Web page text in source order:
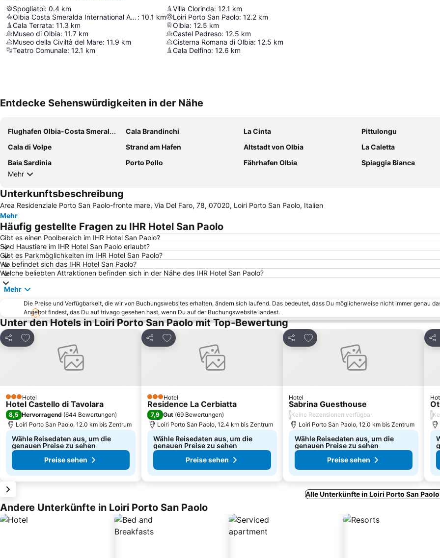
Spogliatoi: 0.4 km
Olbia Costa Smeralda International Airport : 10.1 km
Cala Terrata: 11.3 km
Museo di Olbia: 11.7 km
Museo della Civiltà del Mare: 11.9 km
Teatro Comunale: 12.1 km
Villa Clorinda: 12.1 km
Loiri Porto San Paolo: 12.2 km
Olbia: 12.5 km
Castel Pedreso: 12.5 km
Cisterna Romana di Olbia: 12.5 km
Cala Delfino: 12.6 km
Entdecke Sehenswürdigkeiten in der Nähe
Flughafen Olbia-Costa Smeralda-Prince Karim Aga Khan IV Cala Brandinchi La Cinta
Pittulongu
Cala di Volpe
Strand am Hafen Altstadt von Olbia
La Caletta
Baia Sardinia
Porto Pollo Fährhafen Olbia
Spiaggia Bianca
Mehr
Unterkunftsbeschreibung
Area Residenziale Porto San Paolo-fronte mare, Via Del Faro, 78, 07020, Loiri Porto San Paolo, Italien
Mehr
Häufig gestellte Fragen zu IHR Hotel San Paolo
Gibt es einen Poolbereich im IHR Hotel San Paolo?
Sind Haustiere im IHR Hotel San Paolo erlaubt?
Gibt es Parkmöglichkeiten im IHR Hotel San Paolo?
Wo befindet sich das IHR Hotel San Paolo?
Welche beliebten Attraktionen befinden sich in der Nähe des IHR Hotel San Paolo?
Mehr
Die Preise und Verfügbarkeit, die wir von Buchungswebsites erhalten, ändern sich laufend. Das bedeutet, dass Du möglicherweise nicht immer genau
Angebot findest, das Du auf trivago gesehen hast, wenn Du auf der Buchungswebsite landest.
Unter den Hotels in Loiri Porto San Paolo mit Top-Bewertung
Teilen
Zu Favoriten hinzufügen
3 Sterne
Hotel
Hotel Castello di Tavolara
8,5 Hervorragend (644 Bewertungen)
Loiri Porto San Paolo, 12.0 km bis Zentrum
Wähle Reisedaten aus, um die
genauen Preise zu sehen
Preise sehen
Teilen
Zu Favoriten hinzufügen
3 Sterne
Hotel
Residence La Cerbiatta
7,9 Gut (69 Bewertungen)
Loiri Porto San Paolo, 12.4 km bis Zentrum
Wähle Reisedaten aus, um die
genauen Preise zu sehen
Preise sehen
Teilen
Zu Favoriten hinzufügen
Hotel
Sabrina Guesthouse
/Keine Rezensionen verfügbar
Loiri Porto San Paolo, 12.0 km bis Zentrum
Wähle Reisedaten aus, um die
genauen Preise zu sehen
Preise sehen
/
Alle Unterkünfte in Loiri Porto San
Andere Unterkünfte in Loiri Porto San Paolo